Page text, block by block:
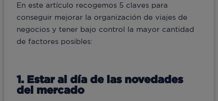
En este artículo recogemos 5 claves para
conseguir mejorar la organización de viajes de
negocios y tener bajo control la mayor cantidad
de factores posibles:
1. Estar al día de las novedades
del mercado